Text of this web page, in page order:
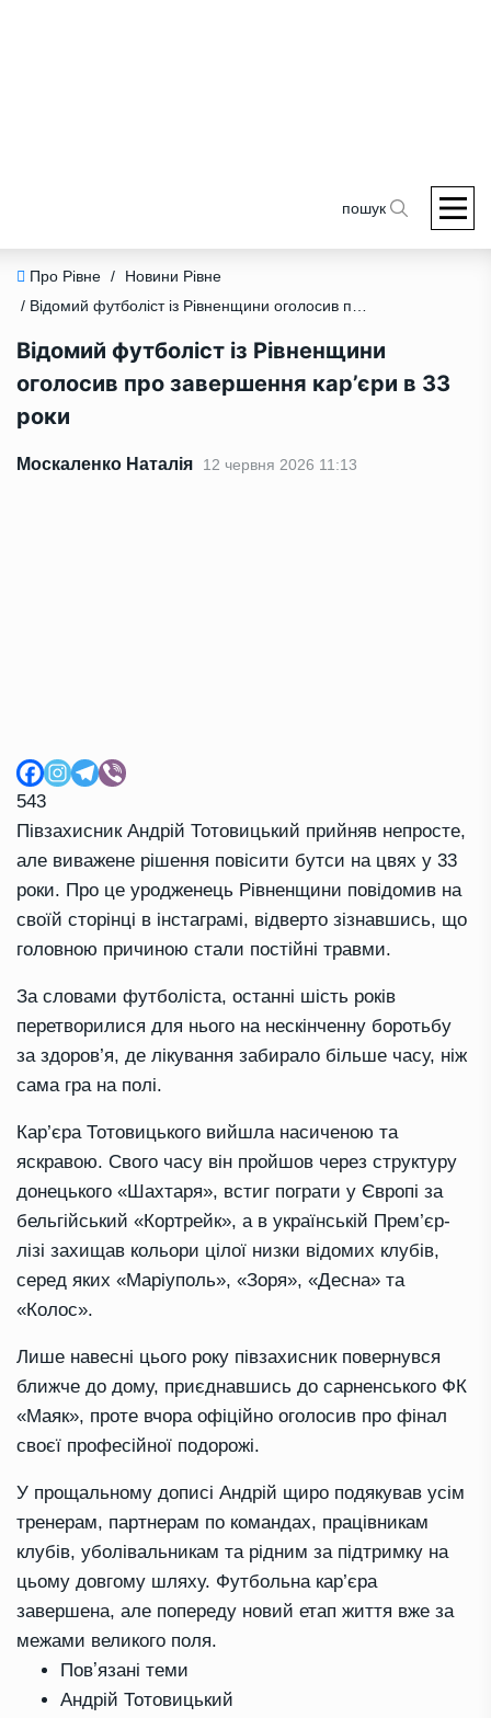
пошук
Про Рівне /
Новини Рівне
/ Відомий футболіст із Рівненщини оголосив про завершення кар’єри в 33 роки
Відомий футболіст із Рівненщини
оголосив про завершення кар’єри в 33
роки
Москаленко Наталія 12 червня 2026 11:13
543
Півзахисник Андрій Тотовицький прийняв непросте,
але виважене рішення повісити бутси на цвях у 33
роки. Про це уродженець Рівненщини повідомив на
своїй сторінці в інстаграмі, відверто зізнавшись, що
головною причиною стали постійні травми.
За словами футболіста, останні шість років
перетворилися для нього на нескінченну боротьбу
за здоров’я, де лікування забирало більше часу, ніж
сама гра на полі.
Кар’єра Тотовицького вийшла насиченою та
яскравою. Свого часу він пройшов через структуру
донецького «Шахтаря», встиг пограти у Європі за
бельгійський «Кортрейк», а в українській Прем’єр-
лізі захищав кольори цілої низки відомих клубів,
серед яких «Маріуполь», «Зоря», «Десна» та
«Колос».
Лише навесні цього року півзахисник повернувся
ближче до дому, приєднавшись до сарненського ФК
«Маяк», проте вчора офіційно оголосив про фінал
своєї професійної подорожі.
У прощальному дописі Андрій щиро подякував усім
тренерам, партнерам по командах, працівникам
клубів, уболівальникам та рідним за підтримку на
цьому довгому шляху. Футбольна кар’єра
завершена, але попереду новий етап життя вже за
межами великого поля.
Повʼязані теми
Андрій Тотовицький